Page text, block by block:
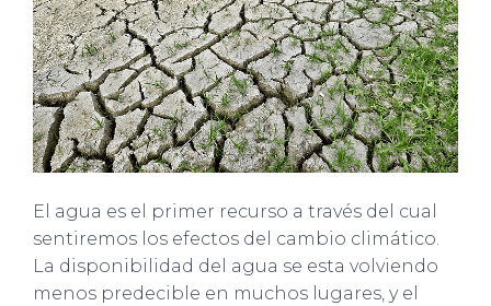
El agua es el primer recurso a través del cual
sentiremos los efectos del cambio climático.
La disponibilidad del agua se esta volviendo
menos predecible en muchos lugares, y el